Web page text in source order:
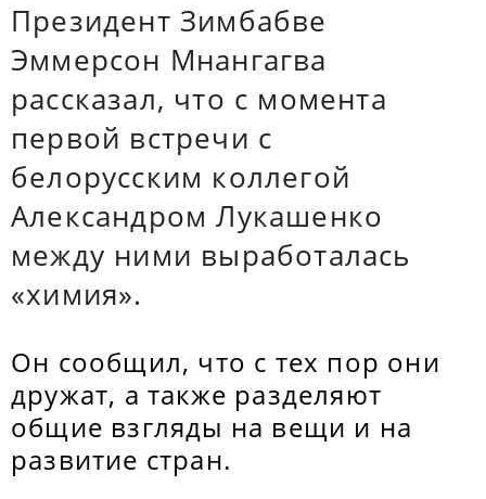
Президент Зимбабве
Эммерсон Мнангагва
рассказал, что с момента
первой встречи с
белорусским коллегой
Александром Лукашенко
между ними выработалась
«химия».
Он сообщил, что с тех пор они
дружат, а также разделяют
общие взгляды на вещи и на
развитие стран.